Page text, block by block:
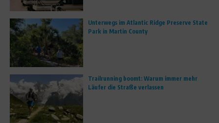
Unterwegs im Atlantic Ridge Preserve State
Park in Martin County
Trailrunning boomt: Warum immer mehr
Läufer die Straße verlassen